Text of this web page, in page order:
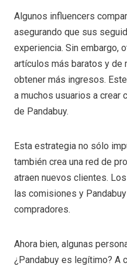
Algunos influencers
asegurando que sus
experiencia. Sin embargo,
artículos más baratos y de
obtener más ingresos.
a muchos usuarios a crear
de Pandabuy.
Esta estrategia no sólo
también crea una red de
atraen nuevos clientes.
las comisiones y
compradores.
Ahora bien, algunas
¿Pandabuy es legítimo? A